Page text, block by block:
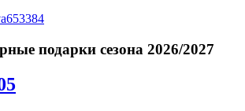
подарки сезона 2026/2027